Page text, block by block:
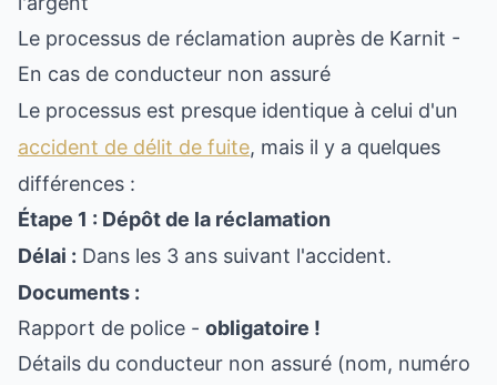
Le processus de réclamation auprès de Karnit -
En cas de conducteur non assuré
Le processus est presque identique à celui d'un
accident de délit de fuite, mais il y a quelques
différences :
Étape 1 : Dépôt de la réclamation
Délai : Dans les 3 ans suivant l'accident.
Documents :
Rapport de police - obligatoire !
Détails du conducteur non assuré (nom, numéro